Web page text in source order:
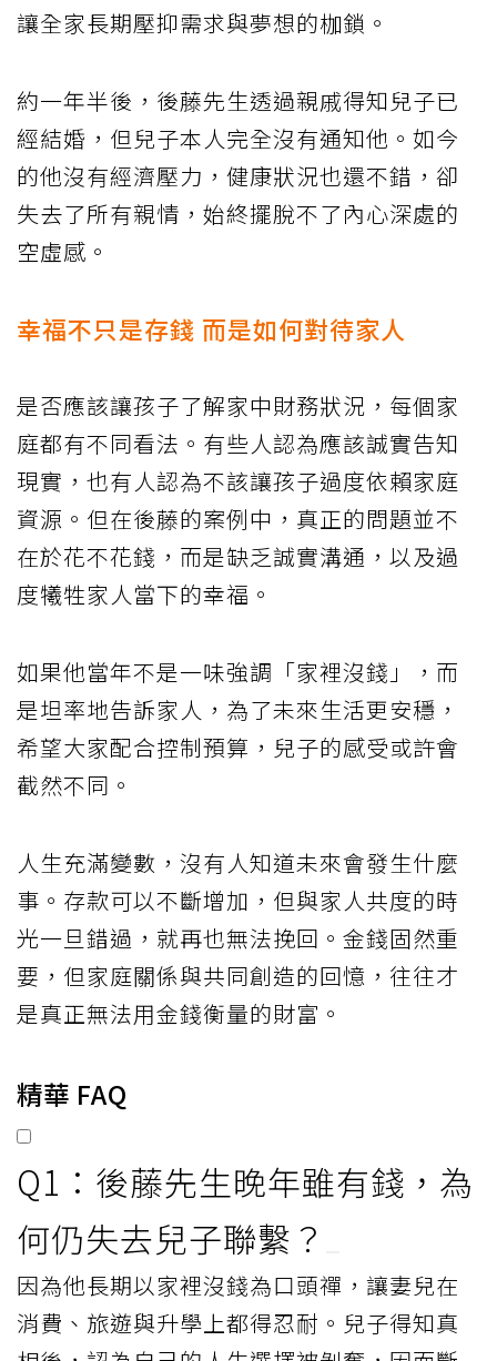
讓全家長期壓抑需求與夢想的枷鎖。
約一年半後，後藤先生透過親戚得知兒子已
經結婚，但兒子本人完全沒有通知他。如今
的他沒有經濟壓力，健康狀況也還不錯，卻
失去了所有親情，始終擺脫不了內心深處的
空虛感。
幸福不只是存錢 而是如何對待家人
是否應該讓孩子了解家中財務狀況，每個家
庭都有不同看法。有些人認為應該誠實告知
現實，也有人認為不該讓孩子過度依賴家庭
資源。但在後藤的案例中，真正的問題並不
在於花不花錢，而是缺乏誠實溝通，以及過
度犧牲家人當下的幸福。
如果他當年不是一味強調「家裡沒錢」，而
是坦率地告訴家人，為了未來生活更安穩，
希望大家配合控制預算，兒子的感受或許會
截然不同。
人生充滿變數，沒有人知道未來會發生什麼
事。存款可以不斷增加，但與家人共度的時
光一旦錯過，就再也無法挽回。金錢固然重
要，但家庭關係與共同創造的回憶，往往才
是真正無法用金錢衡量的財富。
精華 FAQ
Q1：後藤先生晚年雖有錢，為
何仍失去兒子聯繫？
因為他長期以家裡沒錢為口頭禪，讓妻兒在
消費、旅遊與升學上都得忍耐。兒子得知真